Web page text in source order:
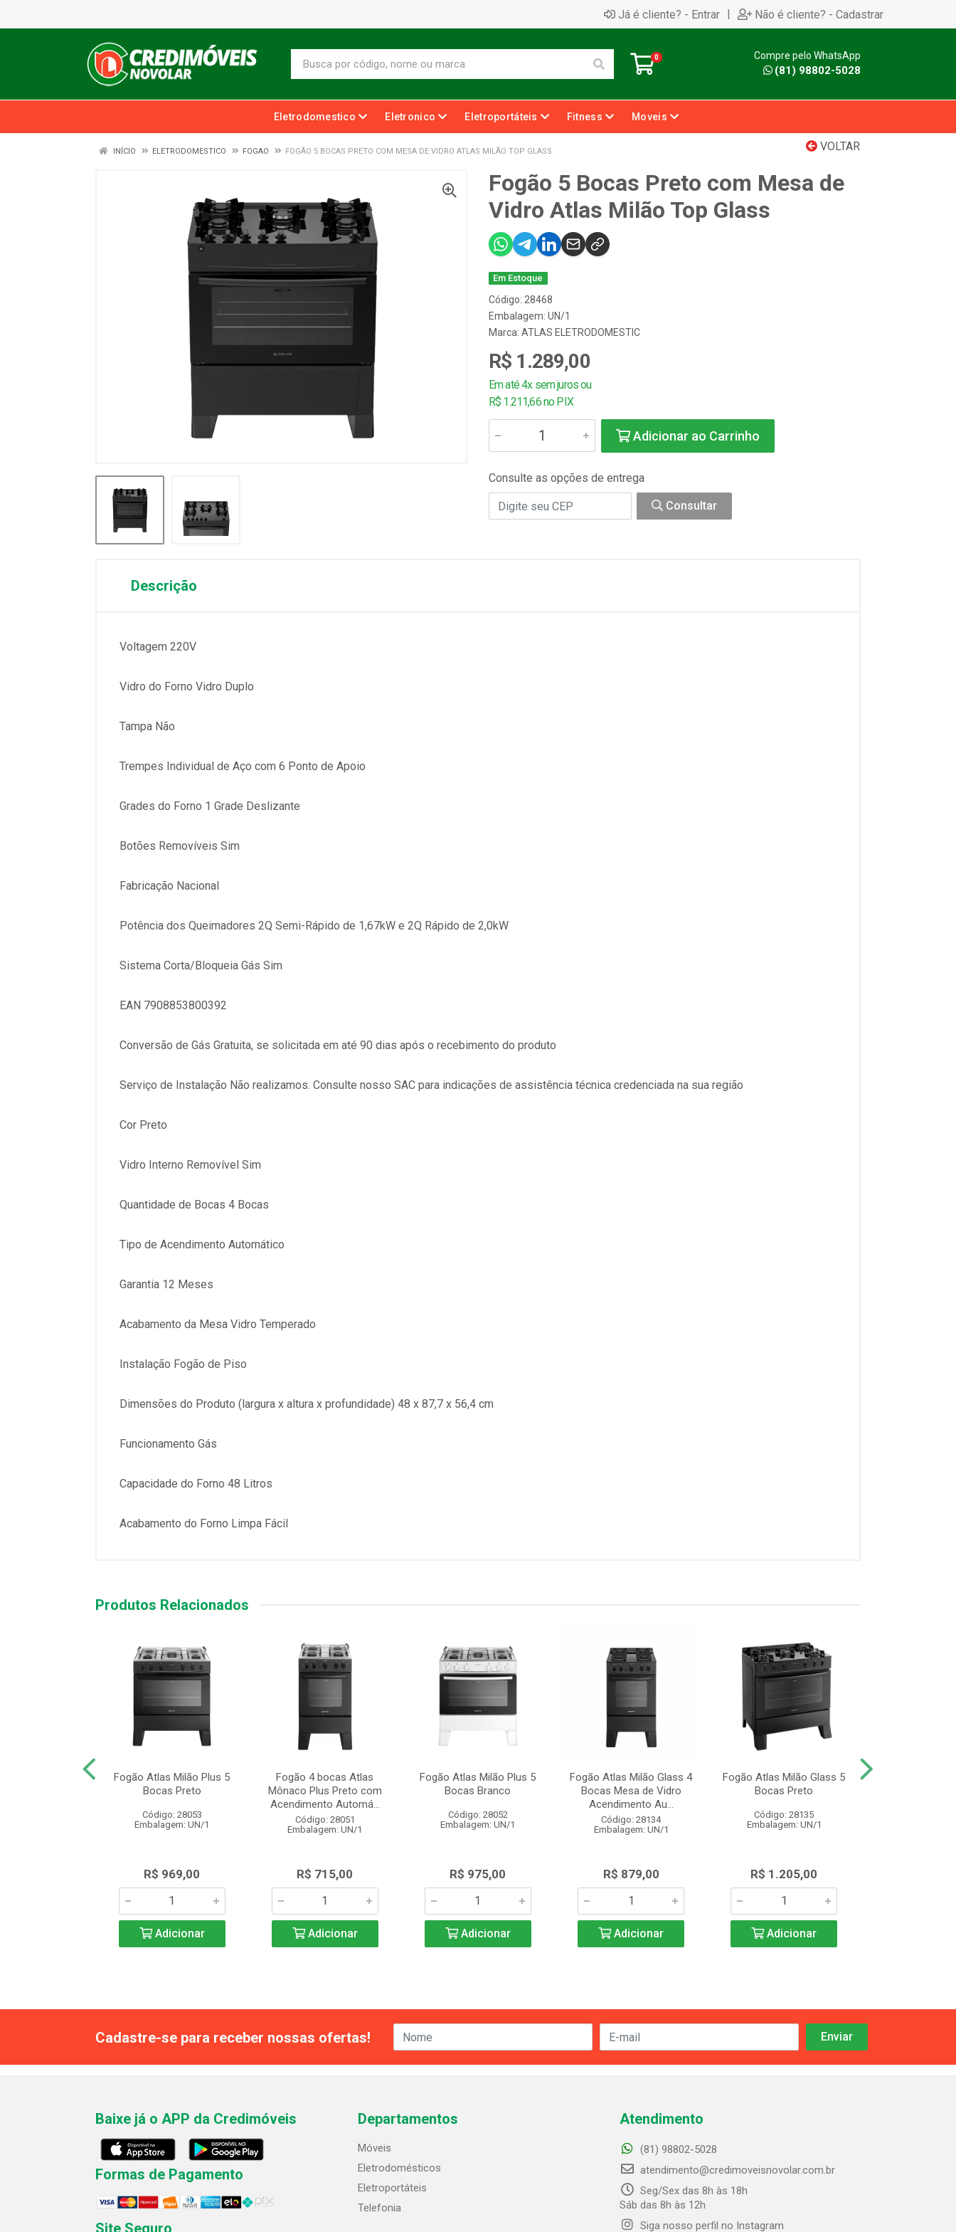
Já é cliente? - Entrar | Não é cliente? - Cadastrar
0 Compre pelo WhatsApp
(81) 98802-5028
Eletrodomestico Eletronico Eletroportáteis Fitness Moveis
VOLTAR
INÍCIO ELETRODOMESTICO FOGAO FOGÃO 5 BOCAS PRETO COM MESA DE VIDRO ATLAS MILÃO TOP GLASS
Fogão 5 Bocas Preto com Mesa de
Vidro Atlas Milão Top Glass
Em Estoque
Código: 28468
Embalagem: UN/1
Marca: ATLAS ELETRODOMESTIC
R$ 1.289,00
Em até 4x sem juros ou
R$ 1.211,66 no PIX
Adicionar ao Carrinho
Consulte as opções de entrega
Consultar
Descrição
Voltagem 220V
Vidro do Forno Vidro Duplo
Tampa Não
Trempes Individual de Aço com 6 Ponto de Apoio
Grades do Forno 1 Grade Deslizante
Botões Removíveis Sim
Fabricação Nacional
Potência dos Queimadores 2Q Semi-Rápido de 1,67kW e 2Q Rápido de 2,0kW
Sistema Corta/Bloqueia Gás Sim
EAN 7908853800392
Conversão de Gás Gratuita, se solicitada em até 90 dias após o recebimento do produto
Serviço de Instalação Não realizamos. Consulte nosso SAC para indicações de assistência técnica credenciada na sua região
Cor Preto
Vidro Interno Removível Sim
Quantidade de Bocas 4 Bocas
Tipo de Acendimento Automático
Garantia 12 Meses
Acabamento da Mesa Vidro Temperado
Instalação Fogão de Piso
Dimensões do Produto (largura x altura x profundidade) 48 x 87,7 x 56,4 cm
Funcionamento Gás
Capacidade do Forno 48 Litros
Acabamento do Forno Limpa Fácil
Produtos Relacionados
Fogão Atlas Milão Plus 5
Bocas Preto
Código: 28053
Embalagem: UN/1
R$ 969,00
Adicionar
Fogão 4 bocas Atlas
Mônaco Plus Preto com
Acendimento Automá...
Código: 28051
Embalagem: UN/1
R$ 715,00
Adicionar
Fogão Atlas Milão Plus 5
Bocas Branco
Código: 28052
Embalagem: UN/1
R$ 975,00
Adicionar
Fogão Atlas Milão Glass 4
Bocas Mesa de Vidro
Acendimento Au...
Código: 28134
Embalagem: UN/1
R$ 879,00
Adicionar
Fogão Atlas Milão Glass 5
Bocas Preto
Código: 28135
Embalagem: UN/1
R$ 1.205,00
Adicionar
Cadastre-se para receber nossas ofertas!
Baixe já o APP da Credimóveis
Formas de Pagamento
Departamentos
Móveis
Eletrodomésticos
Eletroportáteis
Telefonia
Atendimento
(81) 98802-5028
atendimento@credimoveisnovolar.com.br
Seg/Sex das 8h às 18h
Sáb das 8h às 12h
Siga nosso perfil no Instagram